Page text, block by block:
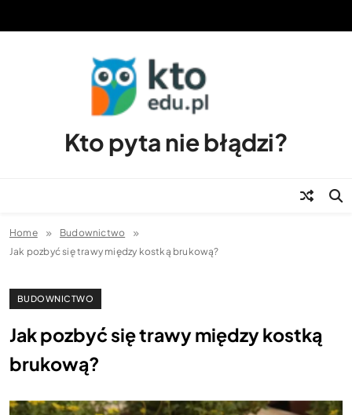
Kto pyta nie błądzi?
Home
Budownictwo
Jak pozbyć się trawy między kostką brukową?
BUDOWNICTWO
Jak pozbyć się trawy między kostką
brukową?